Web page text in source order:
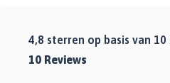
4,8 sterren op basis van 10
10 Reviews